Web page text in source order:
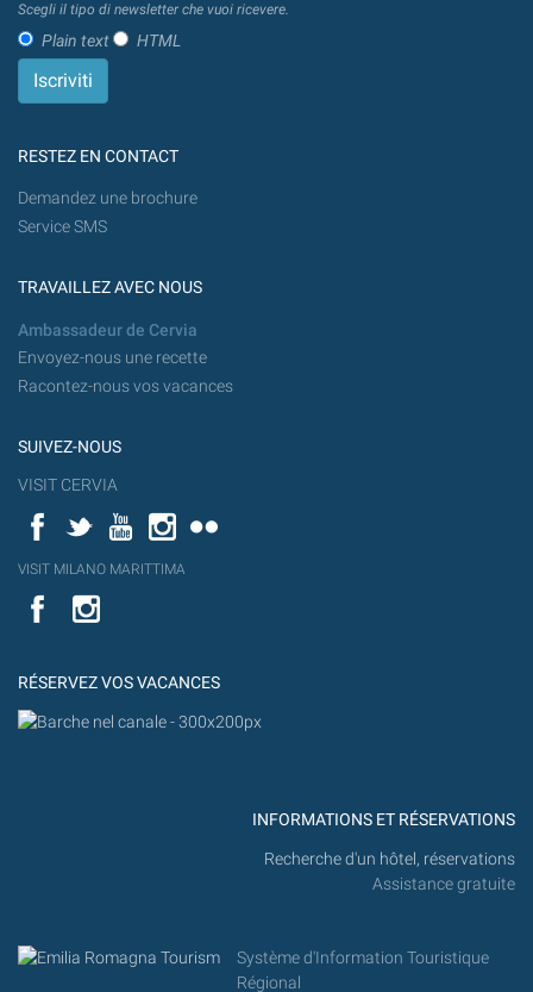
Scegli il tipo di newsletter che vuoi ricevere.
Plain text HTML
RESTEZ EN CONTACT
Demandez une brochure
Service SMS
TRAVAILLEZ AVEC NOUS
Ambassadeur de Cervia
Envoyez-nous une recette
Racontez-nous vos vacances
SUIVEZ-NOUS
VISIT CERVIA
FacebookTwitterYouTubeInstagram
YouT
VISIT MILANO MARITTIMA
Flick
VISIT
MILANO
YouTube
RÉSERVEZ VOS VACANCES
INFORMATIONS ET RÉSERVATIONS
Recherche d'un hôtel, réservations
Assistance gratuite
Système d'Information Touristique
Régional